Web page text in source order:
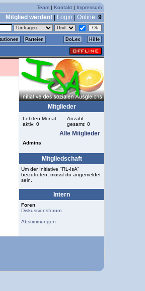
Team | Kontakt | Impressum
Mitglied werden! Login Online: 9
Parteien DoLex Hilfe
Mitglieder
Letzten Monat
aktiv: 0
Anzahl
gesamt: 0
Alle Mitglieder
Admins
Mitgliedschaft
Um der Initiative "RL-IsA"
beizutreten, musst du angemeldet
sein.
Intern
Foren
Diskussionsforum
Abstimmungen